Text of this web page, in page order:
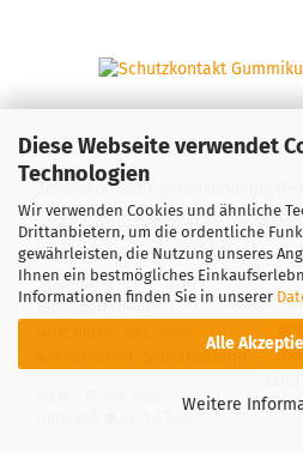
Diese Webseite verwendet
Technologien
Wir verwenden Cookies und ähnliche
Drittanbietern, um die ordentliche
gewährleisten, die Nutzung unseres
Ihnen ein bestmögliches
Informationen finden Sie in unserer
Alle
Weitere
Schutz­kon­takt Gum­mikupp­lung
Tech­ni­sche Daten
Pole: 2-​Polig + Erde
Span­nung: 16A - 250V
Schutz­art: IP44